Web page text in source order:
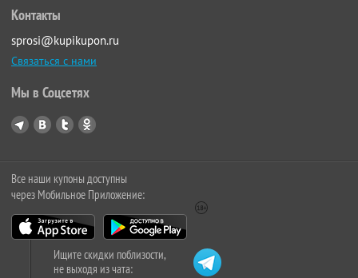
Контакты
sprosi@kupikupon.ru
Связаться с нами
Мы в Соцсетях
Все наши купоны доступны
через Мобильное Приложение:
Ищите скидки поблизости,
не выходя из чата: